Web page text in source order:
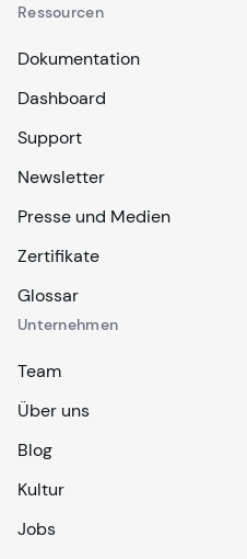
Ressourcen
Dokumentation
Dashboard
Support
Newsletter
Presse und Medien
Zertifikate
Glossar
Unternehmen
Team
Über uns
Blog
Kultur
Jobs